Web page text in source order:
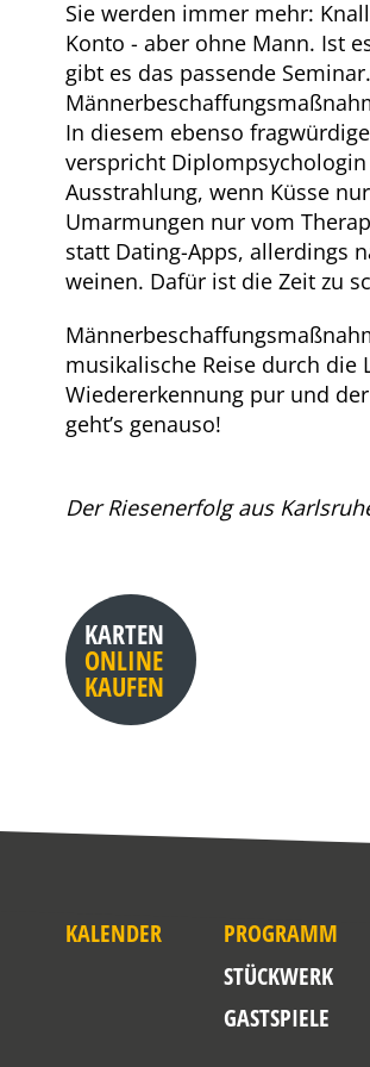
Sie werden immer mehr:
Konto - aber ohne Mann. Ist
gibt es das passende
In diesem ebenso
verspricht
Ausstrahlung, wenn Küsse
Umarmungen nur vom
statt Dating-Apps, allerdings
weinen. Dafür ist die Zeit zu
musikalische Reise durch die
Wiedererkennung pur und
geht’s genauso!
Der Riesenerfolg aus
KARTEN
ONLINE
KAUFEN
KALENDER
PROGRAMM
STÜCKWERK
GASTSPIELE